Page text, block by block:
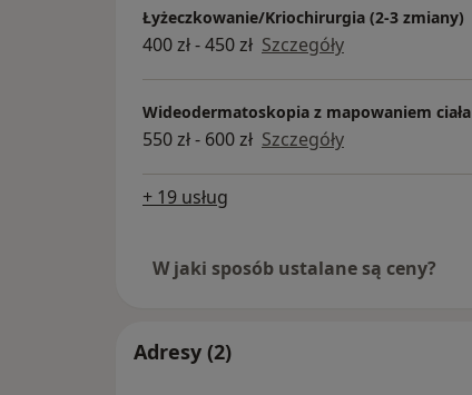
Łyżeczkowanie/Kriochirurgia (2-3 zmiany)
400 zł - 450 zł Szczegóły
Wideodermatoskopia z mapowaniem ciała
550 zł - 600 zł Szczegóły
+ 19 usług
W jaki sposób ustalane są ceny?
Adresy (2)